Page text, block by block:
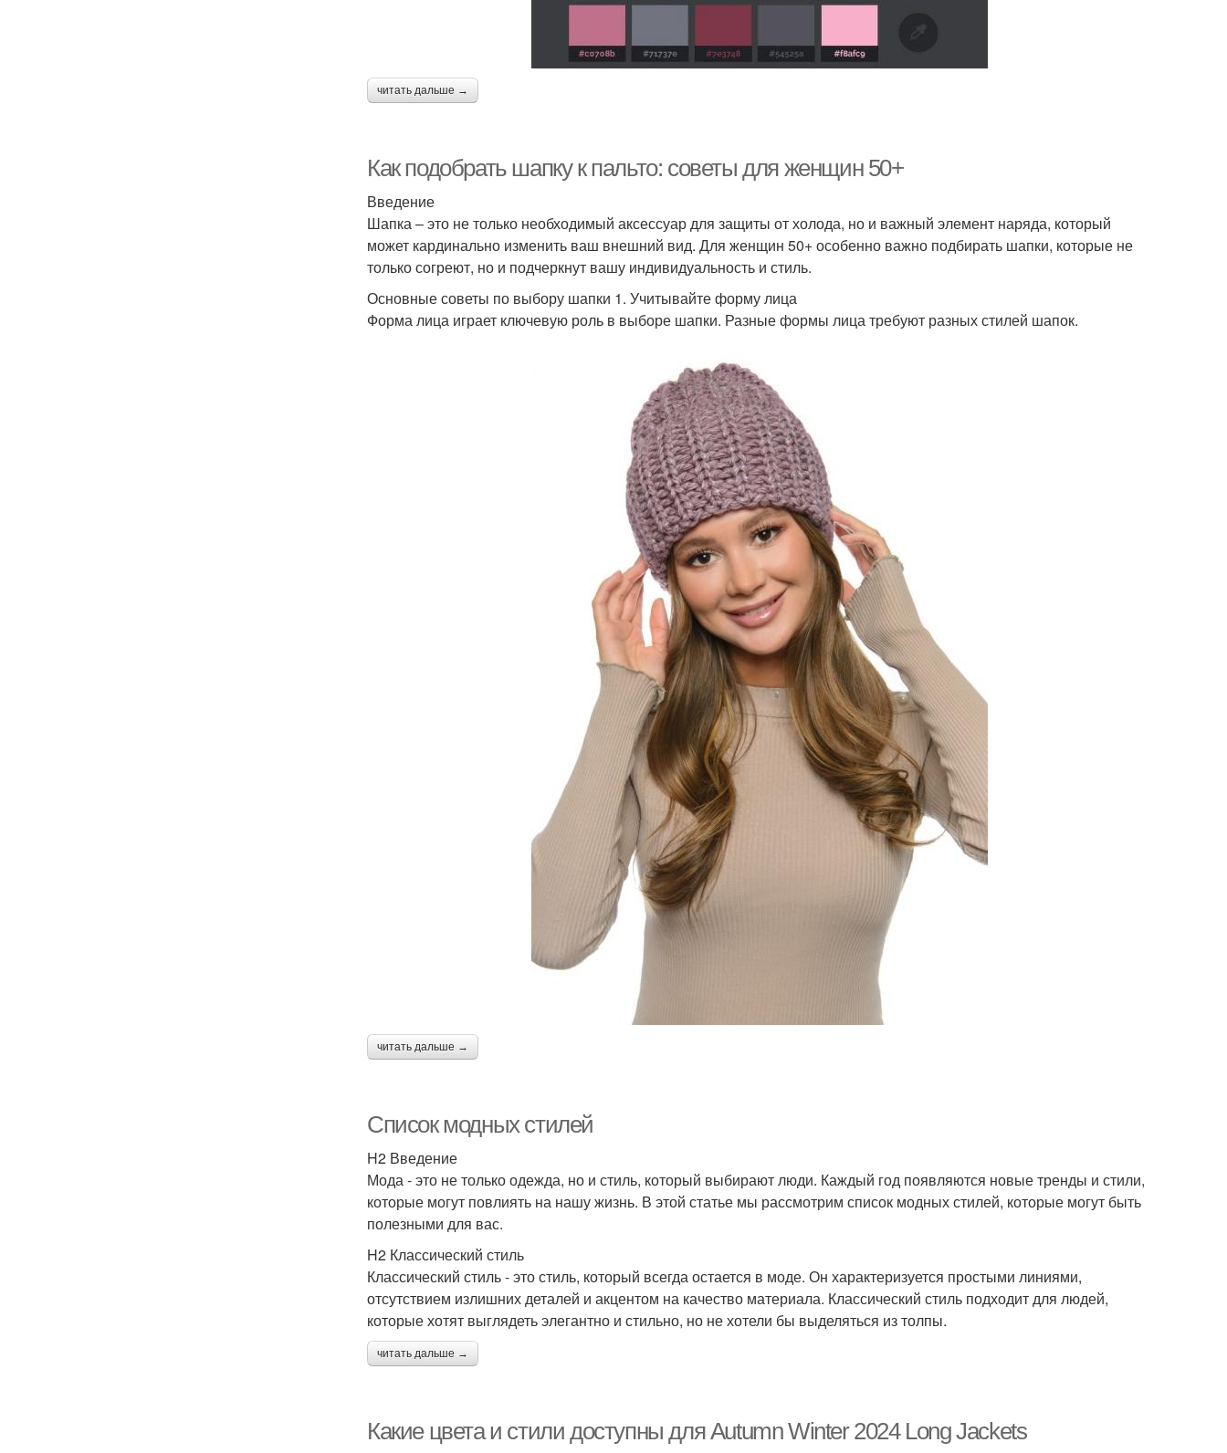
читать дальше →
Как подобрать шапку к пальто: советы для женщин 50+
Введение
Шапка – это не только необходимый аксессуар для защиты от холода, но и важный элемент наряда, который
может кардинально изменить ваш внешний вид. Для женщин 50+ особенно важно подбирать шапки, которые не
только согреют, но и подчеркнут вашу индивидуальность и стиль.
Основные советы по выбору шапки 1. Учитывайте форму лица
Форма лица играет ключевую роль в выборе шапки. Разные формы лица требуют разных стилей шапок.
читать дальше →
Список модных стилей
H2 Введение
Мода - это не только одежда, но и стиль, который выбирают люди. Каждый год появляются новые тренды и стили,
которые могут повлиять на нашу жизнь. В этой статье мы рассмотрим список модных стилей, которые могут быть
полезными для вас.
H2 Классический стиль
Классический стиль - это стиль, который всегда остается в моде. Он характеризуется простыми линиями,
отсутствием излишних деталей и акцентом на качество материала. Классический стиль подходит для людей,
которые хотят выглядеть элегантно и стильно, но не хотели бы выделяться из толпы.
читать дальше →
Какие цвета и стили доступны для Autumn Winter 2024 Long Jackets